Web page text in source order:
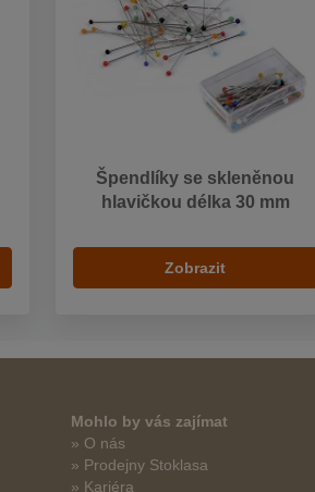
Špendlíky se skleněnou
hlavičkou délka 30 mm
Zobrazit
Mohlo by vás zajímat
» O nás
» Prodejny Stoklasa
» Kariéra